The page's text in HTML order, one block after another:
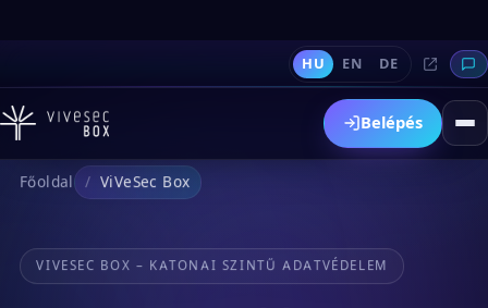
Belépés
Főoldal ViVeSec Box
VIVESEC BOX – KATONAI SZINTŰ ADATVÉDELEM